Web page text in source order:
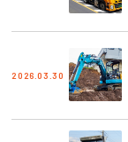
2026.03.30